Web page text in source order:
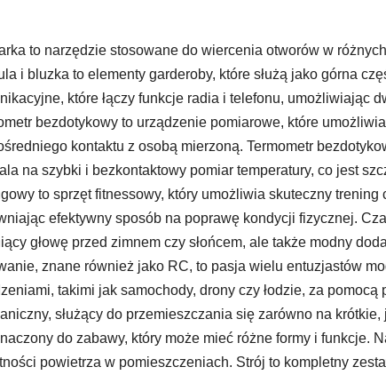
to narzędzie stosowane do wiercenia otworów w
i bluzka to elementy garderoby, które służą jako górna
które łączy funkcje radia i telefonu, umożliwiając
bezdotykowy to urządzenie pomiarowe, które
kontaktu z osobą mierzoną. Termometr
na szybki i bezkontaktowy pomiar temperatury, co jest
to sprzęt fitnessowy, który umożliwia skuteczny
efektywny sposób na poprawę kondycji fizycznej.
głowę przed zimnem czy słońcem, ale także modny
znane również jako RC, to pasja wielu entuzjastów
takimi jak samochody, drony czy łodzie, za
służący do przemieszczania się zarówno na
do zabawy, który może mieć różne formy i funkcje.
powietrza w pomieszczeniach. Strój to kompletny